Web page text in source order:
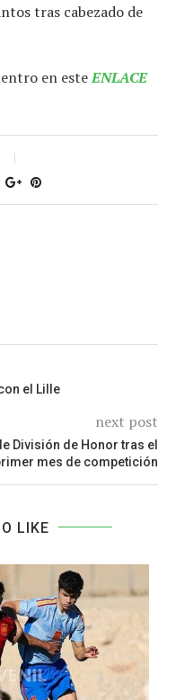
tras cabezado de
en esteENLACE
el Lille
next post
División de Honor tras el
mes de competición
LIKE